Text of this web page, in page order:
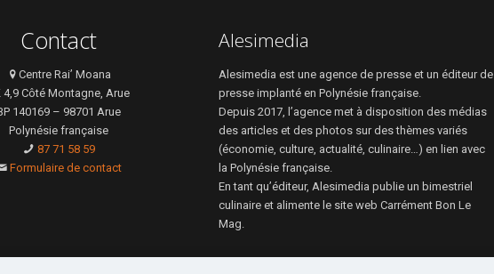
Contact
Centre Rai’ Moana
4,9 Côté Montagne, Arue
140169 – 98701 Arue
Polynésie française
87 71 58 59
Formulaire de contact
Alesimedia
Alesimedia est une agence de presse et un éditeur de
presse implanté en Polynésie française.
Depuis 2017, l’agence met à disposition des médias
des articles et des photos sur des thèmes variés
(économie, culture, actualité, culinaire…) en lien avec
la Polynésie française.
En tant qu’éditeur, Alesimedia publie un bimestriel
culinaire et alimente le site web Carrément Bon Le
Mag.